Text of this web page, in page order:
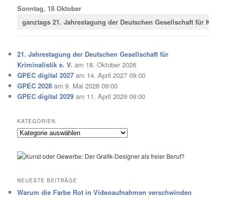
Sonntag, 18 Oktober
ganztags21. Jahrestagung der Deutschen Gesellschaft für
21. Jahrestagung der Deutschen Gesellschaft für
Kriminalistik e. V. am 18. Oktober 2026
GPEC digital 2027 am 14. April 2027 09:00
GPEC 2028 am 9. Mai 2028 09:00
GPEC digital 2029 am 11. April 2029 09:00
KATEGORIEN
Kategorien
NEUESTE BEITRÄGE
Warum die Farbe Rot in Videoaufnahmen verschwinden